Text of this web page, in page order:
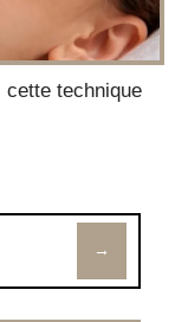
technique